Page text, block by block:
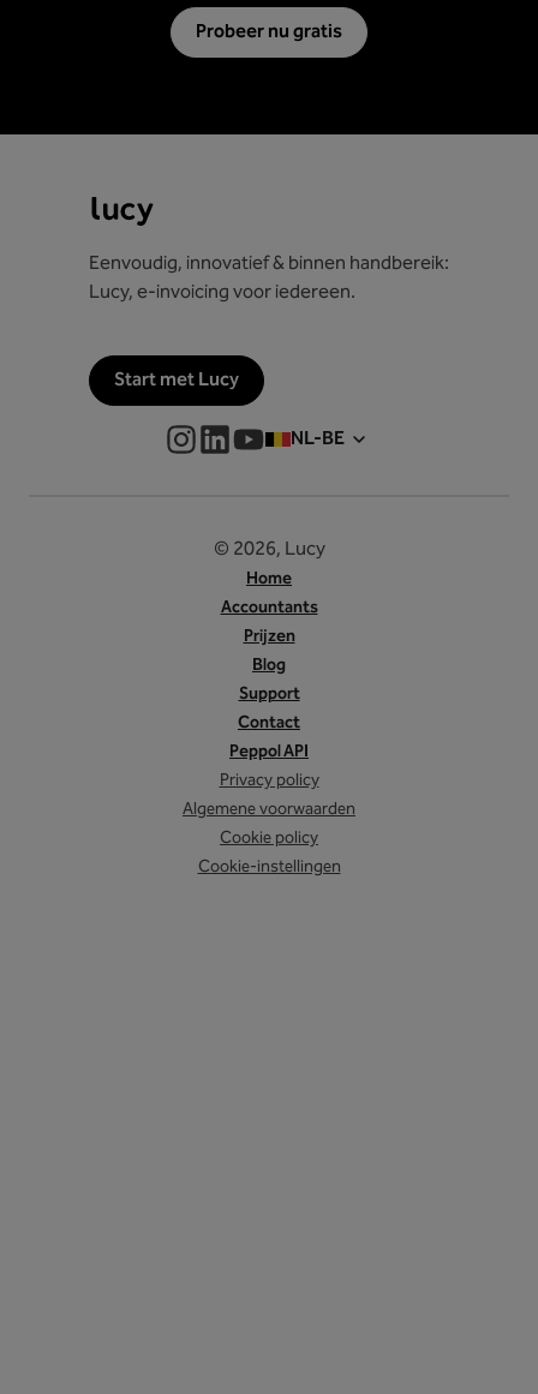
Probeer nu gratis
Eenvoudig, innovatief & binnen handbereik:
Lucy, e-invoicing voor iedereen.
Start met Lucy
NL-BE
© 2026, Lucy
Home
Accountants
Prijzen
Blog
Support
Contact
Peppol API
Privacy policy
Algemene voorwaarden
Cookie policy
Cookie-instellingen